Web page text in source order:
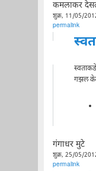
कमलाकर
शुक्र, 11/05/
permalink
गझल
गंगाधर मुटे
शुक्र, 25/05/
permalink